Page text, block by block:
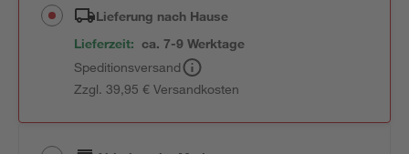
Lieferung nach Hause
Lieferzeit: ca. 7-9 Werktage
Speditionsversand
Zzgl. 39,95 € Versandkosten